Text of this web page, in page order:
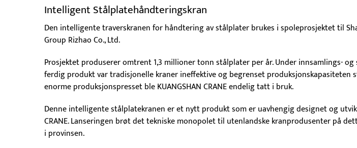
Intelligent Stålplatehåndteringskran
Den intelligente traverskranen for håndtering av stålplater brukes i spoleprosjektet til
Group Rizhao Co., Ltd.
Prosjektet produserer omtrent 1,3 millioner tonn stålplater per år. Under innsamlings-
ferdig produkt var tradisjonelle kraner ineffektive og begrenset produksjonskapasiteten
enorme produksjonspresset ble KUANGSHAN CRANE endelig tatt i bruk.
Denne intelligente stålplatekranen er et nytt produkt som er uavhengig designet og
CRANE. Lanseringen brøt det tekniske monopolet til utenlandske kranprodusenter på
i provinsen.